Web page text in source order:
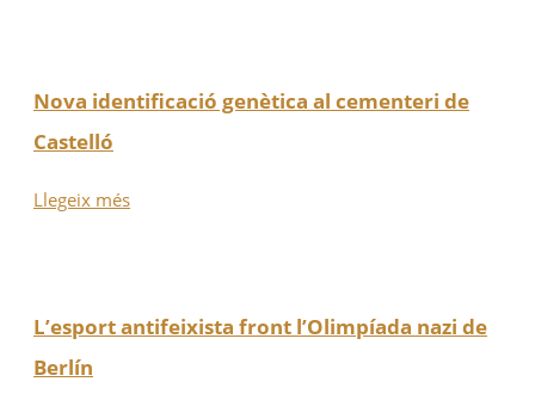
Nova identificació genètica al cementeri de
Castelló
Llegeix més
L’esport antifeixista front l’Olimpíada nazi de
Berlín